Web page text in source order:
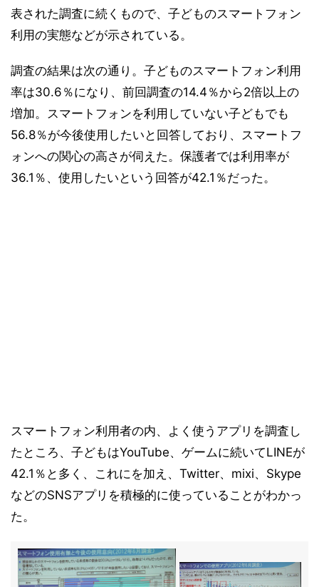
表された調査に続くもので、子どものスマートフォン
利用の実態などが示されている。
調査の結果は次の通り。子どものスマートフォン利用
率は30.6％になり、前回調査の14.4％から2倍以上の
増加。スマートフォンを利用していない子どもでも
56.8％が今後使用したいと回答しており、スマートフ
ォンへの関心の高さが伺えた。保護者では利用率が
36.1％、使用したいという回答が42.1％だった。
スマートフォン利用者の内、よく使うアプリを調査し
たところ、子どもはYouTube、ゲームに続いてLINEが
42.1％と多く、これにを加え、Twitter、mixi、Skype
などのSNSアプリを積極的に使っていることがわかっ
た。